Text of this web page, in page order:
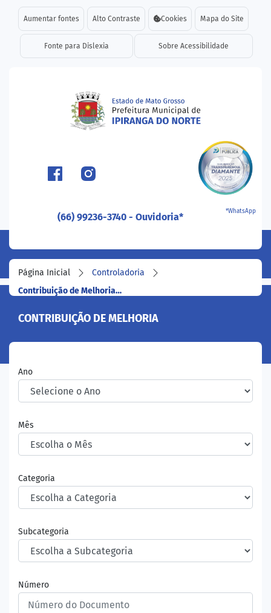
Seção de atalhos e links
Ir para o conteúdo [alt+1]
Ir para o menu [alt+2]
Ir para a busca [alt+3]
Aumentar fontes Alto Contraste Cookies Mapa do Site
Fonte para Dislexia Sobre Acessibilidade
Seção do menu principal
(66) 99236-3740 - Ouvidoria* *WhatsApp
Página Inicial
Controladoria
Contribuição de Melhoria…
CONTRIBUIÇÃO DE MELHORIA
Ano
Mês
Categoria
Subcategoria
Número